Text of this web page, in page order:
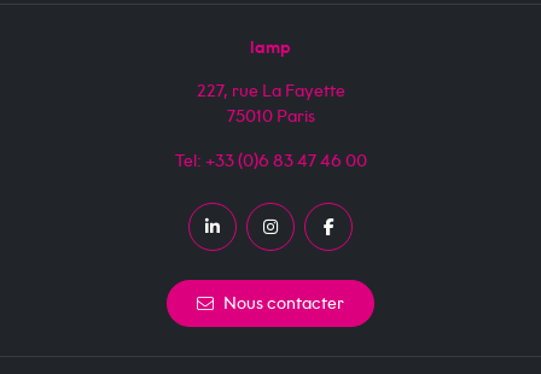
lamp
227, rue La Fayette
75010 Paris
Tel: +33 (0)6 83 47 46 00
LinkedInInstagramFacebook
Nous contacter